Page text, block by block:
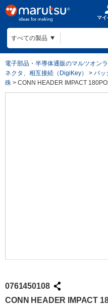
マイ
電子部品・半導体通販のマルツオン
ネクタ、相互接続（DigiKey）
> バッ
殊 > CONN HEADER IMPACT
0761450108
CONN HEADER IMPACT